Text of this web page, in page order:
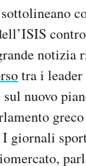
notizia
tra i
nuovo
I giornali